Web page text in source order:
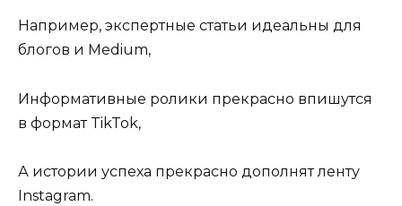
Например, экспертные статьи идеальны для
блогов и Medium,
Информативные ролики прекрасно впишутся
в формат TikTok,
А истории успеха прекрасно дополнят ленту
Instagram.